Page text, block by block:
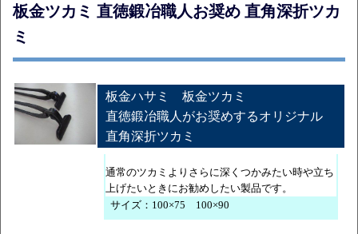
板金ツカミ 直徳鍛冶職人お奨め 直角深折ツカ
ミ
板金ハサミ 板金ツカミ
直徳鍛冶職人がお奨めするオリジナル
直角深折ツカミ
通常のツカミよりさらに深くつかみたい時や立ち
上げたいときにお勧めしたい製品です。
サイズ：100×75 100×90